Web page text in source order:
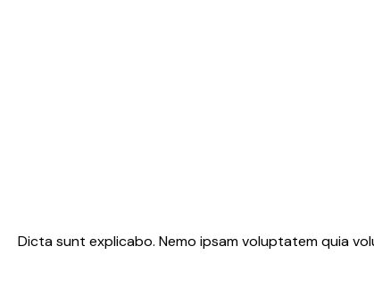
Dicta sunt explicabo. Nemo ipsam voluptatem quia